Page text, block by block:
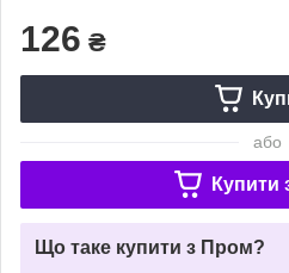
126 ₴
або
Купити
Що таке купити з Пром?